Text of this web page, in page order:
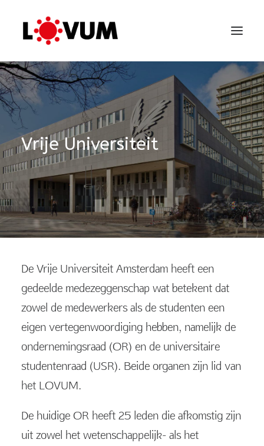
Vrije Universiteit
De Vrije Universiteit Amsterdam heeft een
gedeelde medezeggenschap wat betekent dat
zowel de medewerkers als de studenten een
eigen vertegenwoordiging hebben, namelijk de
ondernemingsraad (OR) en de universitaire
studentenraad (USR). Beide organen zijn lid van
het LOVUM.
De huidige OR heeft 25 leden die afkomstig zijn
uit zowel het wetenschappelijk- als het